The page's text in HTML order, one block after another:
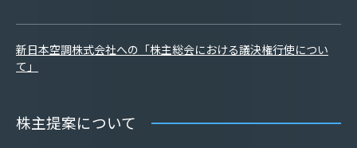
新日本空調株式会社への「株主総会における議決権行使につい
て」
株主提案について